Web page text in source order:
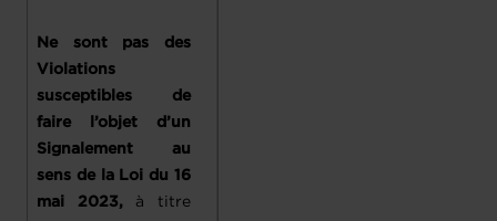
Ne sont pas des
Violations
susceptibles de
faire l’objet d’un
Signalement au
sens de la Loi du 16
mai 2023,à titre